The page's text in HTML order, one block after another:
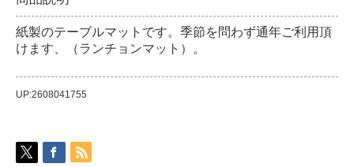
紙製のテーブルマットです。季節を問わず通年ご利用頂
けます、（ランチョンマット）。
UP:2608041755